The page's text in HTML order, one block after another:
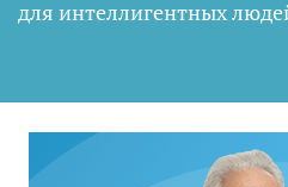
для интеллигентных